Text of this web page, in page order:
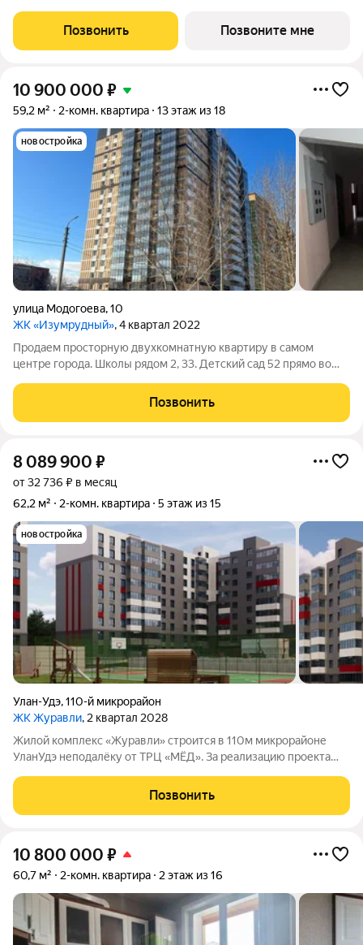
функциональная планировка, большие окна. «Улаан Хото» это
уникальный и знаковый проект,
Позвонить Позвоните мне
10 900 000 ₽
59,2 м² 2-комн. квартира 13 этаж из 18
новостройка
улица Модогоева,10
ЖК «Изумрудный», 4 квартал 2022
Продаем просторную двухкомнатную квартиру в самом
центре города. Школы рядом 2, 33. Детский сад 52 прямо во
начать делать ремонт. Дом расположен на второй линии от
основной трассы, поэтому вокруг
Позвонить
8 089 900 ₽
от 32 736 ₽ в месяц
62,2 м²
2-комн. квартира 5 этаж из 15
новостройка
Улан-Удэ,110-й микрорайон
ЖК Журавли, 2 квартал 2028
Жилой комплекс «Журавли» строится в 110м микрорайоне
УланУдэ неподалёку от ТРЦ «МЁД». За реализацию проекта
Строительная корпорация Республики Бурятия. Что ждёт
Позвонить
10 800 000 ₽
60,7 м² 2-комн. квартира 2 этаж из 16